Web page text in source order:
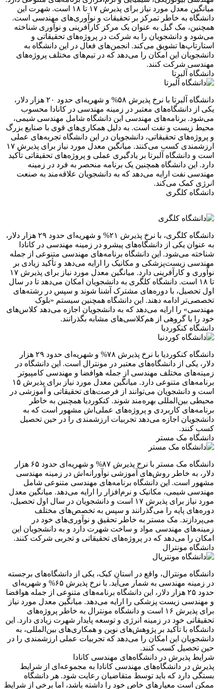
میانگین معدل مورد نیاز برای پذیرش ۱۷ تا ۱۸ است. شهرت این
دانشگاه به خاطر تمرکز بر تحقیقات و نوآوری‌های مهندسی است.
همچنین، مک گیل به عنوان یک مرکز کارآفرینی و نوآوری شناخته
می‌شود و دانشجویان را به شرکت در پروژه‌های تحقیقاتی و
استارتاپ‌ها تشویق می‌کند. انجمن‌های فعال در این دانشگاه به
دانشجویان این امکان را می‌دهد که در تیم‌های مختلف پروژه‌های
مهندسی شرکت کنند.
دانشگاه آلبرتا
دانشگاه آلبرتا با نرخ پذیرش ۵۸% و شهریه‌ای حدود ۲۰ هزار دلار،
یکی از دانشگاه‌های معتبر در زمینه مهندسی در کانادا محسوب
می‌شود. برنامه‌های مهندسی این دانشگاه شامل مهندسی شیمی،
محیط زیست و نفت است. به دلیل همکاری‌های قوی با صنایع بزرگ
و پروژه‌های تحقیقاتی، دانشجویان در این دانشگاه تجربه‌های عملی
ارزشمندی کسب می‌کنند. میانگین معدل مورد نیاز برای پذیرش ۱۷
است و دانشگاه آلبرتا بر یادگیری عملی و پروژه‌های تحقیقاتی تأکید
دارد. این دانشگاه همچنین یک برنامه منحصر به فرد در زمینه
مهندسی نفت ارایه می‌دهد که به دانشجویان علاقه‌مند به صنعت
انرژی کمک می‌کند.
دانشگاه کلگری
دانشگاه کلگری، با نرخ پذیرش ۲۱% و شهریه‌ای حدود ۲۹ هزار دلار،
به عنوان یکی از دانشگاه‌های پیشرو در زمینه مهندسی در کانادا
شناخته می‌شود. این دانشگاه برنامه‌های مهندسی متنوعی از جمله
مهندسی زیست‌پزشکی و مکانیک را ارایه می‌دهد و تأکید زیادی بر
نوآوری و کارآفرینی دارد. میانگین معدل مورد نیاز برای پذیرش ۱۷
تا ۱۸ است. دانشگاه کلگری به دانشجویان امکان می‌دهد تا در سال
اول تحصیل، با دوره‌های مشترک آشنا شوند و سپس در رشته‌های
تخصصی‌تر ادامه دهند. این دانشگاه همچنین سیستم «بلوک
مهندسی» را ارایه می‌دهد که به دانشجویان اجازه می‌دهد کلاس‌های
خود را با گروهی از هم‌کلاسی‌های مشابه بگذرانند.
دانشگاه کنکوردیا
دانشگاه کنکوردیا با نرخ پذیرش ۷۸% و شهریه‌ای حدود ۲۹ هزار
دلار، یکی از دانشگاه‌های معتبر در مونترال است. این دانشگاه در
زمینه‌های مختلف مهندسی از جمله هوافضا و مهندسی کامپیوتر
برنامه‌های متنوعی دارد. میانگین معدل مورد نیاز برای پذیرش ۱۵
است و دانشجویان می‌توانند از فرصت‌های تحقیقاتی و آموزشی در
محیطی بین‌المللی بهره‌مند شوند. کنکوردیا همچنین به خاطر
برنامه‌های کاربردی و پروژه‌های عملی‌اش مشهور است که به
دانشجویان اجازه می‌دهد تجربیات ارزشمندی را در حین تحصیل
کسب کنند.
دانشگاه مک مستر
دانشگاه مک مستر با نرخ پذیرش ۸۷% و شهریه‌ای حدود ۶۵ هزار
دلار، به خاطر روش‌های آموزشی نوآورانه‌اش در زمینه مهندسی
مشهور است. این دانشگاه برنامه‌های مهندسی متنوعی شامل
مهندسی شیمی، مکانیک و نرم‌افزار را ارایه می‌دهد. میانگین معدل
مورد نیاز برای پذیرش ۱۷ است و دانشجویان در سال اول تحصیل،
دوره‌های پایه را می‌گذرانند و سپس به تخصص‌های مختلف
می‌پردازند. مک مستر به خاطر تحقیق و نوآوری‌های خود در
زمینه‌های مهندسی مواد و ساخت شهرت دارد و به دانشجویان این
امکان را می‌دهد که در پروژه‌های تحقیقاتی و تجربی شرکت کنند.
دانشگاه مونترال
دانشگاه مونترال، واقع در استان کبک، یکی از دانشگاه‌های برجسته
در زمینه مهندسی به شمار می‌آید. با نرخ پذیرش ۶۵% و شهریه‌ای
حدود ۲۵ هزار دلار، این دانشگاه برنامه‌های متنوعی از جمله هوافضا
و مهندسی زیست پزشکی را ارایه می‌دهد. میانگین معدل مورد نیاز
برای پذیرش ۱۶ است و دانشگاه مونترال به خاطر پروژه‌های
تحقیقاتی خود در زمینه انرژی و توسعه پایدار شهرت زیادی دارد. این
دانشگاه با تأکید بر پژوهش‌های نوین و همکاری‌های بین‌المللی، به
دانشجویان این امکان را می‌دهد که تجربیات عملی ارزشمندی را در
حین تحصیل کسب کنند.
شرایط پذیرش در دانشگاه‌های مهندسی کانادا
پذیرش در دانشگاه‌های مهندسی کانادا به مجموعه‌ای از شرایط
بستگی دارد که باید توسط متقاضیان رعایت شود. هر دانشگاه
ممکن است معیارهای خاص خود را داشته باشد، اما برخی از شرایط